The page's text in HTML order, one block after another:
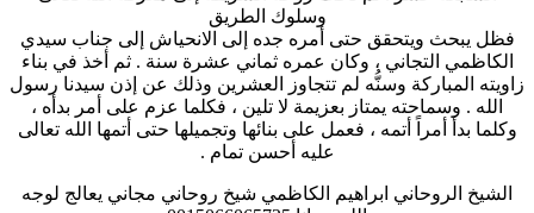
وسلوك الطريق
فظل يبحث ويتحقق حتى أمره جده إلى الانحياش إلى جناب سيدي
الكاظمي التجاني ، وكان عمره ثماني عشرة سنة . ثم أخذ في بناء
زاويته المباركة وسنُّه لم تتجاوز العشرين وذلك عن إذن سيدنا رسول
الله . وسماحته يمتاز بعزيمة لا تلين ، فكلما عزم على أمر بدأه ،
وكلما بدأ أمراً أتمه ، فعمل على بنائها وتجميلها حتى أتمها الله تعالى
عليه أحسن تمام .
الشيخ الروحاني ابراهيم الكاظمي شيخ روحاني مجاني يعالج لوجه